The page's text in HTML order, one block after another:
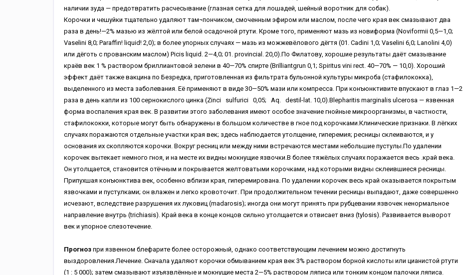
наличии зуда — предотвратить расчесывание (глазная сетка для лошадей, шейный воротник для собак).
Корочки и чешуйки тщательно удаляют там¬пончиком, смоченным эфиром или маслом, после чего края век смазывают два
раза в день!—2% мазью из жёлтой или белой осадочной ртути. Кроме того, применяют мазь из новиформа (Noviformii 0,5—1,0;
Vaselini 8,0; Paraffin! liquid! 2,0); в более упорных случаях — мазь из можжевёлового дёгтя (01. Cadini 1,0; Vaselini 6,0; Lanolini 4,0)
или дёготь с прованским маслом) Picis liquid. 2—4,0; 01. provincial. 20,0).По Филатову, хорошие результаты даёт смазывание
краёв век 1 % раствором бриллиантовой зелени в 40—70% спирте (Brilliantgrun 0,1; Spiritus vini rect. 40—70% — 10,0). Хороший
эффект даёт также вакцина по Безредка, приготовленная из фильтрата бульонной культуры микроба (стафилококка),
выделенного из места заболевания. Её применяют в виде 30—50% мази или компресса. При конъюнктивите впускают в глаз 1—2
раза в день капли из 100 сернокислого цинка (Zinci sulfurici 0,05; Aq. destil-lat. 10,0).Blepharitis marginalis ulcerosa — язвенная
форма воспаления края век. В развитии этого заболевания имеют особое значение гнойные микроорганизмы, в частности,
стафилококки, которые могут быть обнаружены в большом количестве в гное под корочками.Клинические признаки. В лёгких
случаях поражаются отдельные участки края век; здесь наблюдается утолщение, гиперемия; ресницы склеиваются, и у
основания их скопляются корочки. Вокруг ресниц или между ними встречаются местами небольшие пустулы.По удалении
корочек вытекает немного гноя, и на месте их видны мокнущие язвочки.В более тяжёлых случаях поражается весь .край века.
Он утолщается, становится отёчным и покрывается желтоватыми корочками, над которыми видны склеившиеся ресницы.
Припухшая конъюнктива век, особенно вблизи края, гиперемирована. По удалении корочек весь край оказывается покрытым
язвочками и пустулками; он влажен и легко кровоточит. При продолжительном течении ресницы выпадают, даже совершенно
исчезают, вследствие разрушения их луковиц (madarosis); иногда они могут принять при рубцевании язвочек ненормальное
направление внутрь (trichiasis). Край века в конце концов сильно утолщается и отвисает вниз (tylosis). Развивается выворот
век и упорное слезотечение.
Прогноз при язвенном блефарите более осторожный, однако соответствующим лечением можно достигнуть
выздоровления.Лечение. Сначала удаляют корочки обмыванием края век 3% раствором борной кислоты или цианистой ртути
(1 : 5 000); затем смазывают изъязвлённые и мокнущие места 2—5% раствором ляписа или тонким концом палочки ляписа.